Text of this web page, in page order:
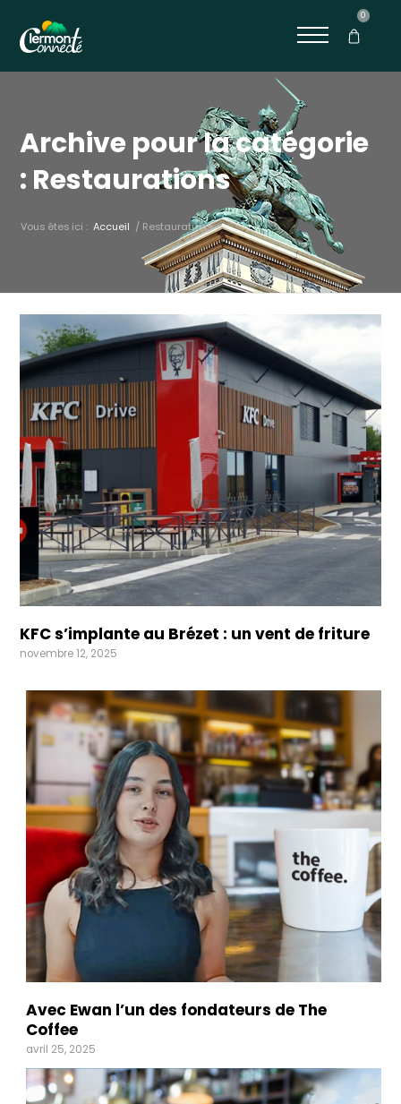
0
Archive pour la catégorie
: Restaurations
Vous êtes ici : Accueil / Restaurations
KFC s’implante au Brézet : un vent de friture
novembre 12, 2025
Avec Ewan l’un des fondateurs de The
Coffee
avril 25, 2025